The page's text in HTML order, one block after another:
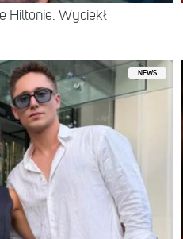
Hiltonie. Wyciekł
NEWS